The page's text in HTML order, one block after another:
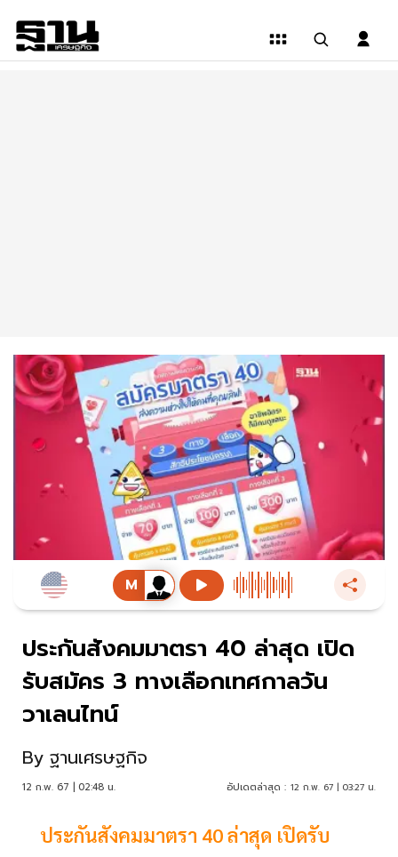
ประกันสังคมมาตรา 40 ล่าสุด เปิด
รับสมัคร 3 ทางเลือกเทศกาลวัน
วาเลนไทน์
By ฐานเศรษฐกิจ
12 ก.พ. 67 | 02:48 น. อัปเดตล่าสุด : 12 ก.พ. 67 | 03:27 น.
ประกันสังคมมาตรา 40 ล่าสุด เปิดรับ